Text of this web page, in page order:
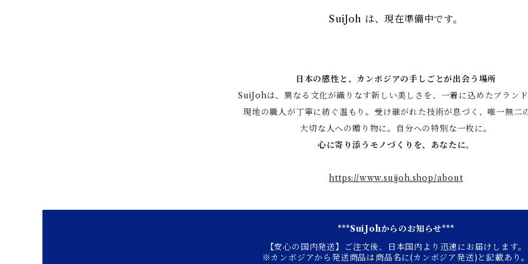
SuiJoh は、現在準備中です。
日本の感性と、カンボジアの手しごとが出会う場所
SuiJohは、異なる文化が織りなす新しい美しさを、一着に込めたブランド
現地の職人が丁寧に紡ぐ温もり。受け継がれた技術が息づく、唯一無二
大切な人への贈り物に。自分への特別な一枚に。
心に寄り添うモノづくりを、あなたに。
https://www.suijoh.shop/about
***SuiJohからのお知らせ***
【安心の国内発送】ご注文後、日本国内より迅速にお届けします。
※カンボジアから発送商品は商品名に(カンボジア発送)と記載あり。